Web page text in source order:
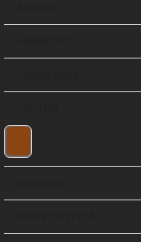
MARRONE